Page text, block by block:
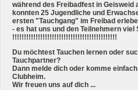
während des Freibadfest in Geisweid
konnten 25 Jugendliche und
ersten "Tauchgang" im Freibad
- es hat uns und den Teilnehmern viel
!!!!!!!!!!!!!!!!!!!!!!!!!!!!!!!!!!!!!!!!!!!!!
Du möchtest Tauchen lernen oder
Tauchpartner?
Dann melde dich oder komme
Clubheim.
Wir freuen uns auf dich ...